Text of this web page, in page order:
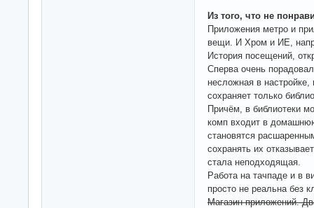
Из того, что не
Приложения метро и
вещи. И Хром и ИЕ,
История посещений,
Сперва очень
несложная в
сохраняет только
Причём, в библиотеки
комп входит в
становятся
сохранять их
стала неподходящая.
Работа на тачпаде и в
просто не реальна без
Магазин приложений.